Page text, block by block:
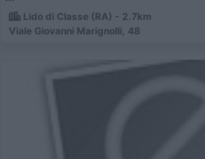
Lido di Classe (RA) - 2.7km
Viale Giovanni Marignolli, 48